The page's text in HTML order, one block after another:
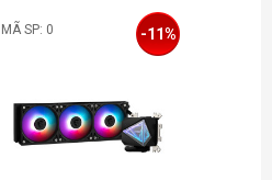
MÃ SP: 0 -11%